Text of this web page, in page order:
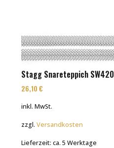
Stagg Snareteppich
26,10€
inkl. MwSt.
zzgl.Versandkosten
Lieferzeit:ca. 5 Werktage